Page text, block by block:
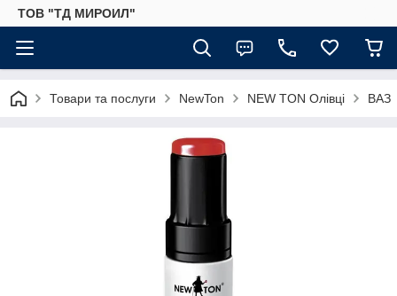
ТОВ "ТД МИРОИЛ"
Товари та послуги NewTon NEW TON Олівці ВАЗ